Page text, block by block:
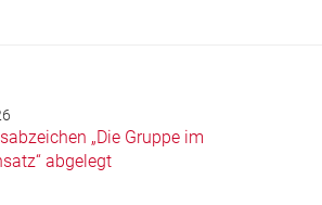
„Die Gruppe im
abgelegt